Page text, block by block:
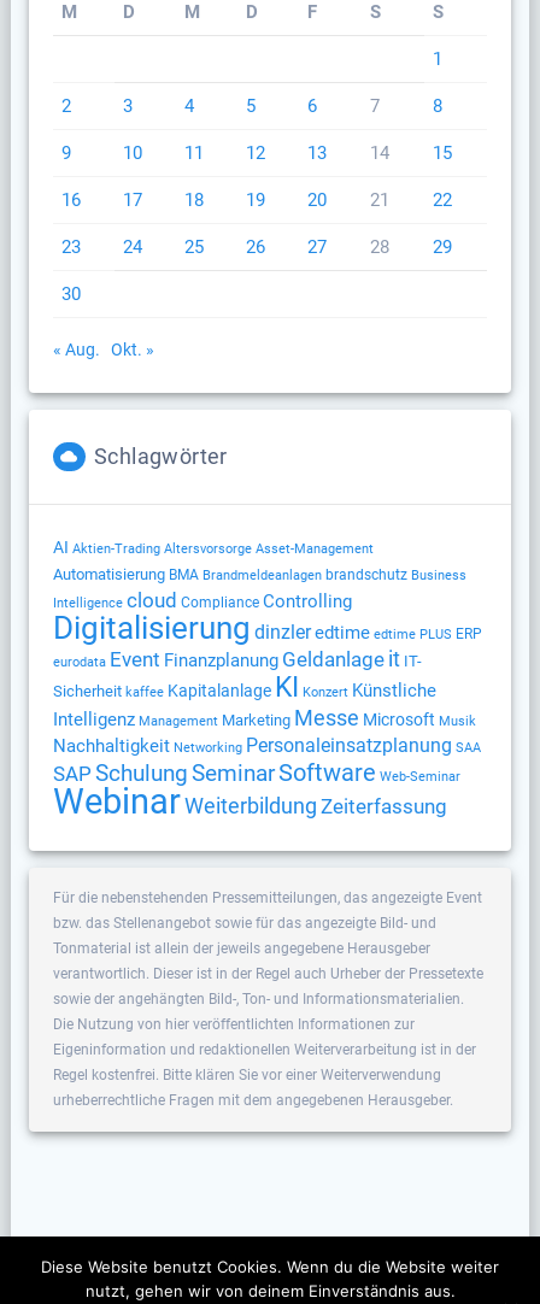
M D M D F S S
1
2 3 4 5 6 7 8
9 10 11 12 13 14 15
16 17 18 19 20 21 22
23 24 25 26 27 28 29
30
« Aug. Okt. »
Schlagwörter
AI Aktien-Trading Altersvorsorge Asset-Management
Automatisierung BMA Brandmeldeanlagen brandschutz Business
Intelligence cloud Compliance Controlling
Digitalisierung dinzleredtime edtime PLUS ERP
eurodata Event Finanzplanung Geldanlage it IT-
Sicherheit kaffee Kapitalanlage KI Konzert Künstliche
Intelligenz Management Marketing Messe Microsoft Musik
Nachhaltigkeit Networking Personaleinsatzplanung SAA
SAP SchulungSeminarSoftware Web-Seminar
WebinarWeiterbildung Zeiterfassung
Für die nebenstehenden Pressemitteilungen, das angezeigte Event
bzw. das Stellenangebot sowie für das angezeigte Bild- und
Tonmaterial ist allein der jeweils angegebene Herausgeber
verantwortlich. Dieser ist in der Regel auch Urheber der Pressetexte
sowie der angehängten Bild-, Ton- und Informationsmaterialien.
Die Nutzung von hier veröffentlichten Informationen zur
Eigeninformation und redaktionellen Weiterverarbeitung ist in der
Regel kostenfrei. Bitte klären Sie vor einer Weiterverwendung
urheberrechtliche Fragen mit dem angegebenen Herausgeber.
Diese Website benutzt Cookies. Wenn du die Website weiter
nutzt, gehen wir von deinem Einverständnis aus.